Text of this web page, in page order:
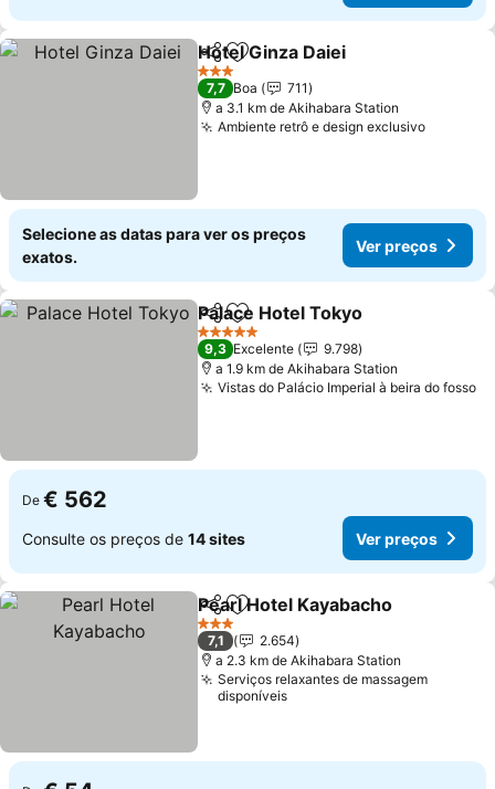
PartilharAdicionar aos favoritos
Hotel Ginza Daiei
3 Estrelas
7,7 Boa
711
a 3.1 km de Akihabara Station
Ambiente retrô e design exclusivo
Selecione as datas para ver os preços
exatos.
Ver preços
PartilharAdicionar aos favoritos
Palace Hotel Tokyo
5 Estrelas
9,3 Excelente
9.798
a 1.9 km de Akihabara Station
Vistas do Palácio Imperial à beira do fosso
De € 562
Consulte os preços de 14 sites Ver preços
PartilharAdicionar aos favoritos
Pearl Hotel Kayabacho
3 Estrelas
7,1
2.654
a 2.3 km de Akihabara Station
Serviços relaxantes de massagem
disponíveis